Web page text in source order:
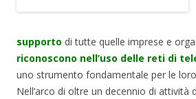
supporto di tutte quelle imprese e
riconoscono nell’uso delle reti di
uno strumento fondamentale per le
Nell’arco di oltre un decennio di attività